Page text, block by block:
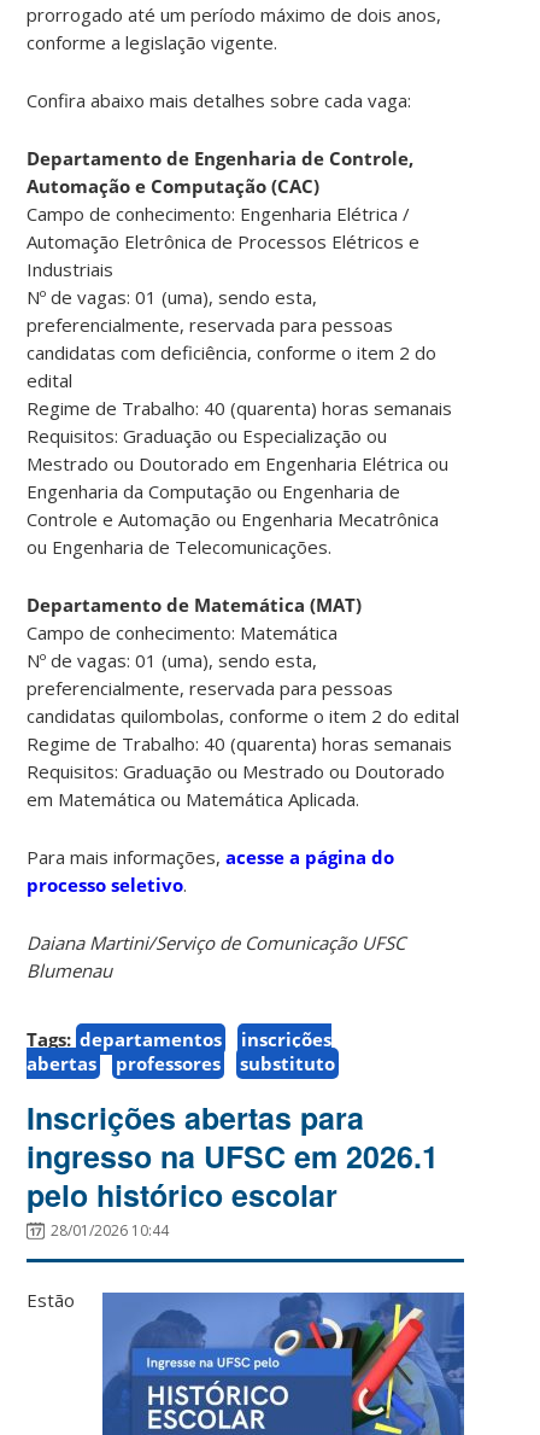
prorrogado até um período máximo de dois anos,
conforme a legislação vigente.
Confira abaixo mais detalhes sobre cada vaga:
Departamento de Engenharia de Controle,
Automação e Computação (CAC)
Campo de conhecimento: Engenharia Elétrica /
Automação Eletrônica de Processos Elétricos e
Industriais
Nº de vagas: 01 (uma), sendo esta,
preferencialmente, reservada para pessoas
candidatas com deficiência, conforme o item 2 do
edital
Regime de Trabalho: 40 (quarenta) horas semanais
Requisitos: Graduação ou Especialização ou
Mestrado ou Doutorado em Engenharia Elétrica ou
Engenharia da Computação ou Engenharia de
Controle e Automação ou Engenharia Mecatrônica
ou Engenharia de Telecomunicações.
Departamento de Matemática (MAT)
Campo de conhecimento: Matemática
Nº de vagas: 01 (uma), sendo esta,
preferencialmente, reservada para pessoas
candidatas quilombolas, conforme o item 2 do edital
Regime de Trabalho: 40 (quarenta) horas semanais
Requisitos: Graduação ou Mestrado ou Doutorado
em Matemática ou Matemática Aplicada.
Para mais informações,acesse a página do
processo seletivo.
Daiana Martini/Serviço de Comunicação UFSC
Blumenau
Tags: departamentos
inscrições
abertas
professores substituto
Inscrições abertas para
ingresso na UFSC em 2026.1
pelo histórico escolar
28/01/2026 10:44
Estão